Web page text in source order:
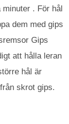
. För hål
dem med gips
Gips
att hålla leran
hål är
skrot gips.